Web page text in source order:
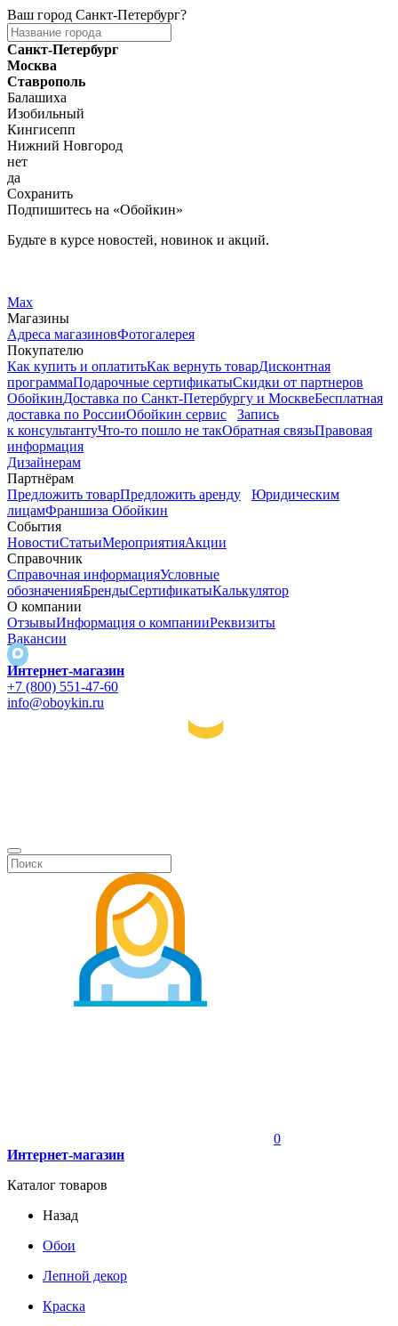
Ваш город Санкт-Петербург?
Санкт-Петербург
Москва
Ставрополь
Балашиха
Изобильный
Кингисепп
Нижний Новгород
нет
да
Сохранить
Подпишитесь на «Обойкин»
Будьте в курсе новостей, новинок и акций.
Max
Магазины
Адреса магазиновФотогалерея
Покупателю
Как купить и оплатитьКак вернуть товарДисконтная
программаПодарочные сертификатыСкидки от партнеров
ОбойкинДоставка по Санкт-Петербургу и МосквеБесплатная
доставка по РоссииОбойкин сервис
Запись
к консультантуЧто-то пошло не такОбратная связьПравовая
информация
Дизайнерам
Партнёрам
Предложить товарПредложить аренду
Юридическим
лицамФраншиза Обойкин
События
НовостиСтатьиМероприятияАкции
Справочник
Справочная информацияУсловные
обозначенияБрендыСертификатыКалькулятор
О компании
ОтзывыИнформация о компанииРеквизиты
Вакансии
Интернет-магазин
+7 (800) 551-47-60
info@oboykin.ru
0
Интернет-магазин
Каталог товаров
Назад
Обои
Лепной декор
Краска